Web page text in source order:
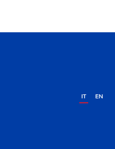
IT EN